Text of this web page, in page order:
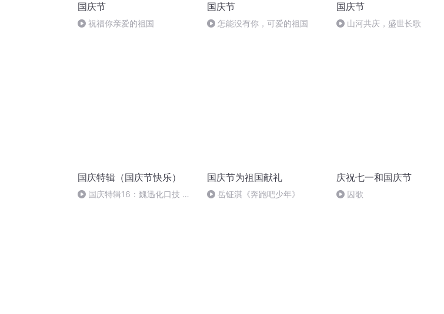
国庆节
祝福你亲爱的祖国
国庆节
怎能没有你，可爱的祖国
国庆节
山河共庆，盛世长歌
国庆特辑（国庆节快乐）
国庆特辑16：魏迅化口技 二
国庆节为祖国献礼
岳钲淇《奔跑吧少年》
庆祝七一和国庆节
囚歌